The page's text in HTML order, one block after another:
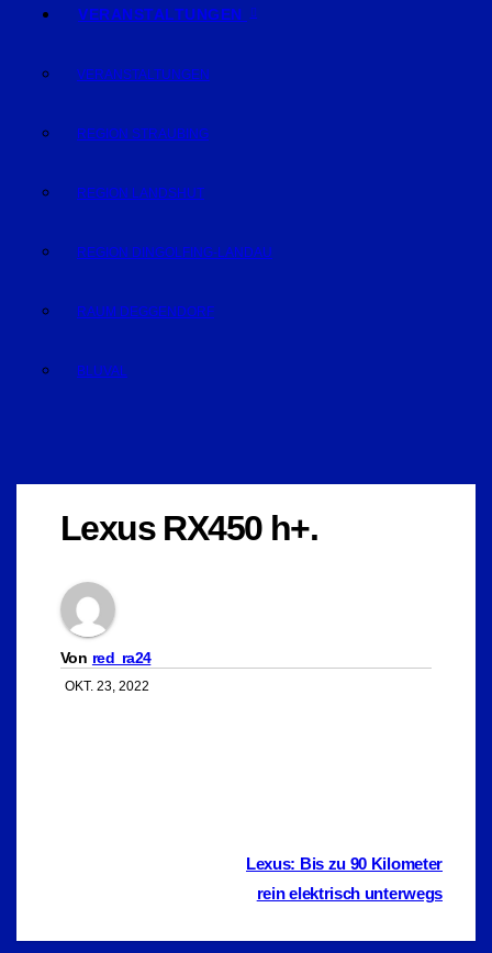
VERANSTALTUNGEN
VERANSTALTUNGEN
REGION STRAUBING
REGION LANDSHUT
REGION DINGOLFING-LANDAU
RAUM DEGGENDORF
BLUVAL
Lexus RX450 h+.
Von red_ra24
OKT. 23, 2022
BeitragsnavigationLexus: Bis zu 90 Kilometer
rein elektrisch unterwegs